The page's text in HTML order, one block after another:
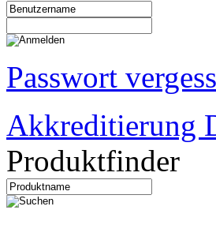
Passwort
Akkreditierung
Produktfinder